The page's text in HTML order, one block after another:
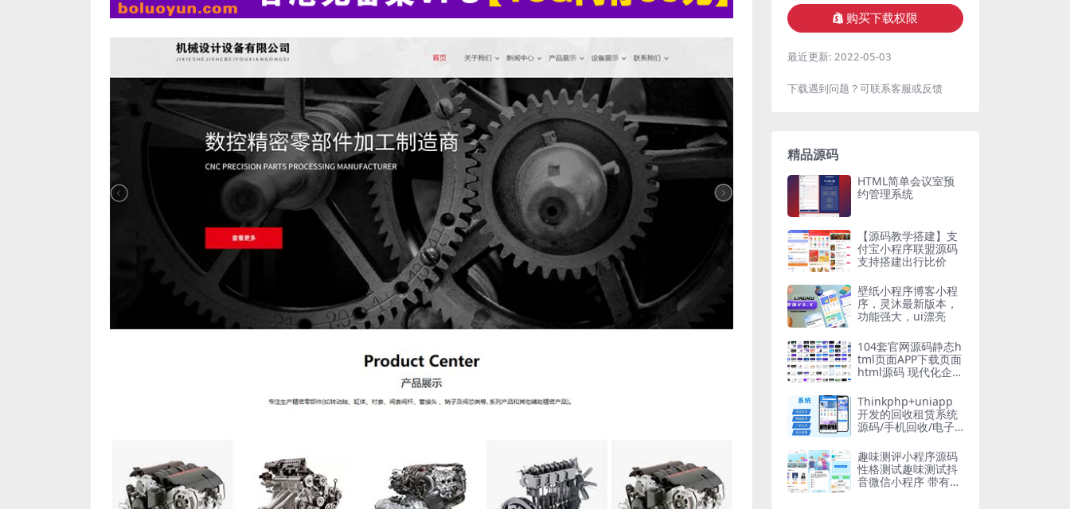
购买下载权限
最近更新: 2022-05-03
下载遇到问题？可联系客服或反馈
精品源码
HTML简单会议室预
约管理系统
【源码教学搭建】支
付宝小程序联盟源码
支持搭建出行比价
壁纸小程序博客小程
序，灵沐最新版本，
功能强大，ui漂亮
104套官网源码静态h
tml页面APP下载页面
html源码 现代化企业
Thinkphp+uniapp
开发的回收租赁系统
源码/手机回收/电子
赁/开源版
趣味测评小程序源码
性格测试趣味测试抖
音微信小程序 带有流